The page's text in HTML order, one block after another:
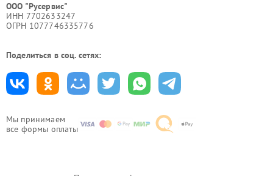
Мы принимаем
все формы оплаты
ООО "Русервис"
ИНН 7702633247
ОГРН 1077746335776
Поделиться в соц. сетях: